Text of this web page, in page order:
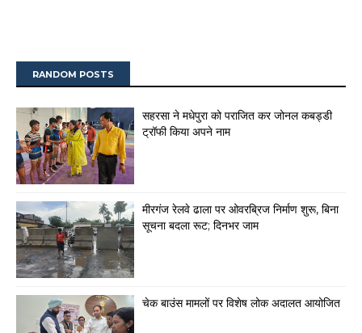
RANDOM POSTS
सहरसा ने मधेपुरा को पराजित कर जोनल कबड्डी
ट्रॉफी किया अपने नाम
मीरगंज रेलवे ढाला पर ओवरब्रिज निर्माण शुरू, बिना
सूचना बदला रूट; दिनभर जाम
चेक बाउंस मामलों पर विशेष लोक अदालत आयोजित